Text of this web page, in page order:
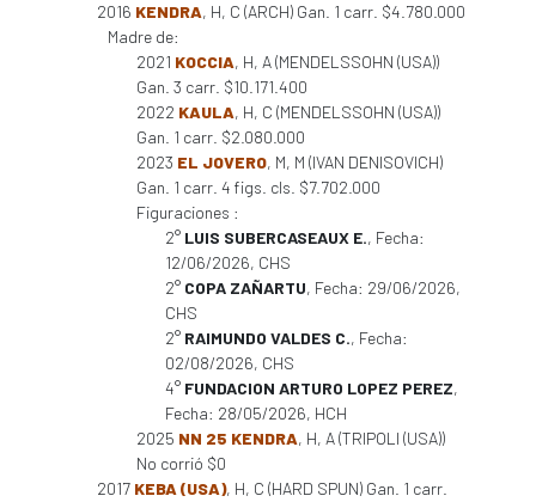
2016 KENDRA, H, C (ARCH) Gan. 1 carr. $4.780.000
Madre de:
2021 KOCCIA, H, A (MENDELSSOHN (USA))
Gan. 3 carr. $10.171.400
2022 KAULA, H, C (MENDELSSOHN (USA))
Gan. 1 carr. $2.080.000
2023 EL JOVERO, M, M (IVAN DENISOVICH)
Gan. 1 carr. 4 figs. cls. $7.702.000
Figuraciones :
2° LUIS SUBERCASEAUX E., Fecha:
12/06/2026, CHS
2° COPA ZAÑARTU, Fecha: 29/06/2026,
CHS
2° RAIMUNDO VALDES C., Fecha:
02/08/2026, CHS
4° FUNDACION ARTURO LOPEZ PEREZ,
Fecha: 28/05/2026, HCH
2025 NN 25 KENDRA, H, A (TRIPOLI (USA))
No corrió $0
2017 KEBA (USA), H, C (HARD SPUN) Gan. 1 carr.